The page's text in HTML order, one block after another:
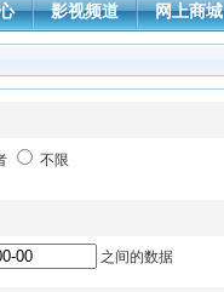
影视频道 网上商城
不限
之间的数据